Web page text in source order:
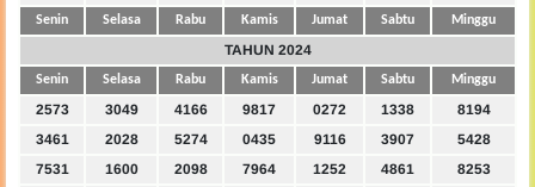
Senin Selasa Rabu Kamis Jumat Sabtu Minggu
TAHUN 2024
Senin Selasa Rabu Kamis Jumat Sabtu Minggu
2573 3049 4166 9817 0272 1338
8194
3461
2028 5274 0435 9116 3907
5428
7531
1600 2098 7964 1252 4861
8253